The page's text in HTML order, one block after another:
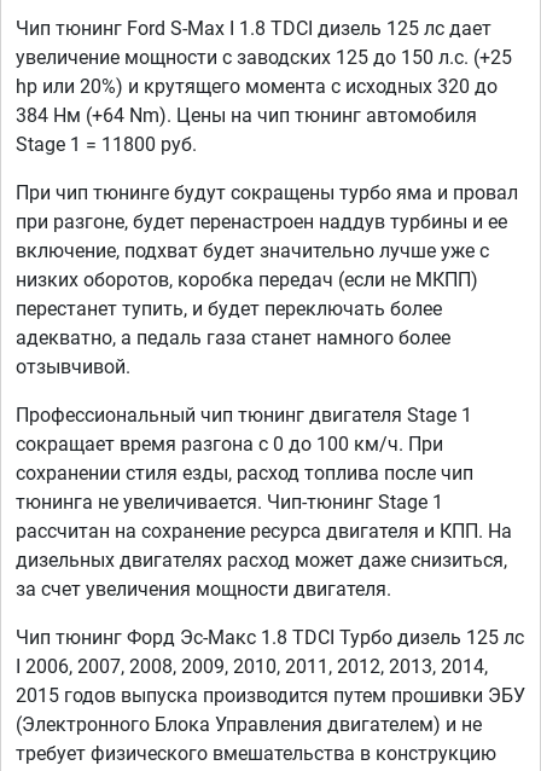
Чип тюнинг Ford S-Max I 1.8 TDCI дизель 125 лс дает
увеличение мощности с заводских 125 до 150 л.с. (+25
hp или 20%) и крутящего момента с исходных 320 до
384 Нм (+64 Nm). Цены на чип тюнинг автомобиля
Stage 1 = 11800 руб.
При чип тюнинге будут сокращены турбо яма и провал
при разгоне, будет перенастроен наддув турбины и ее
включение, подхват будет значительно лучше уже с
низких оборотов, коробка передач (если не МКПП)
перестанет тупить, и будет переключать более
адекватно, а педаль газа станет намного более
отзывчивой.
Профессиональный чип тюнинг двигателя Stage 1
сокращает время разгона с 0 до 100 км/ч. При
сохранении стиля езды, расход топлива после чип
тюнинга не увеличивается. Чип-тюнинг Stage 1
рассчитан на сохранение ресурса двигателя и КПП. На
дизельных двигателях расход может даже снизиться,
за счет увеличения мощности двигателя.
Чип тюнинг Форд Эс-Макс 1.8 TDCI Турбо дизель 125 лс
I 2006, 2007, 2008, 2009, 2010, 2011, 2012, 2013, 2014,
2015 годов выпуска производится путем прошивки ЭБУ
(Электронного Блока Управления двигателем) и не
требует физического вмешательства в конструкцию